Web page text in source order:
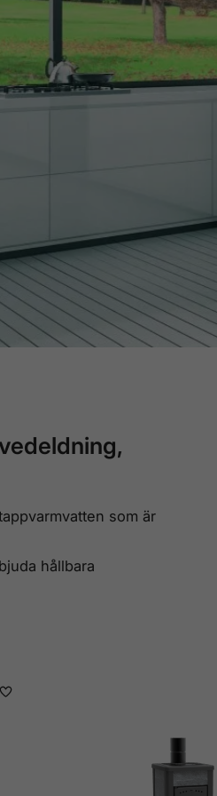
Solfångare
Shoppa nu
som är
hållbara